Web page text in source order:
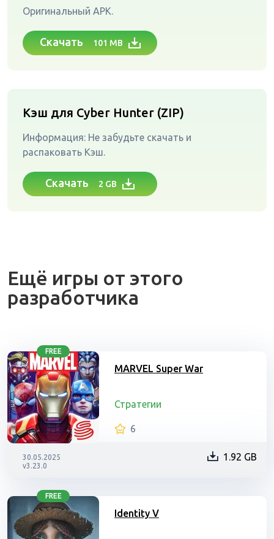
Оригинальный APK.
Скачать 101 MB
Кэш для Cyber Hunter (ZIP)
Информация: Не забудьте скачать и
распаковать Кэш.
Скачать 2 GB
Ещё игры от этого
разработчика
FREE
MARVEL Super War
Стратегии
6
30.05.2025
v3.23.0
1.92 GB
FREE
Identity V